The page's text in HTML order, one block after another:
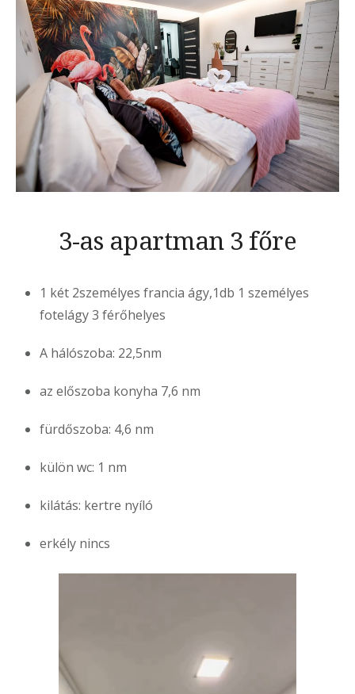
3-as apartman 3 főre
1 két 2személyes francia ágy,1db 1 személyes
fotelágy 3 férőhelyes
A hálószoba: 22,5nm
az előszoba konyha 7,6 nm
fürdőszoba: 4,6 nm
külön wc: 1 nm
kilátás: kertre nyíló
erkély nincs